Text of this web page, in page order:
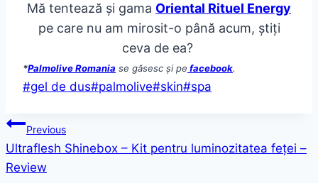
Mă tentează și gama Oriental Rituel Energy
pe care nu am mirosit-o până acum, știți
ceva de ea?
*Palmolive Romania se găsesc și pe facebook.
Post
#gel de dus#palmolive#skin#spa
Post
navigation
Previous
Ultraflesh Shinebox – Kit pentru luminozitatea feței –
Review